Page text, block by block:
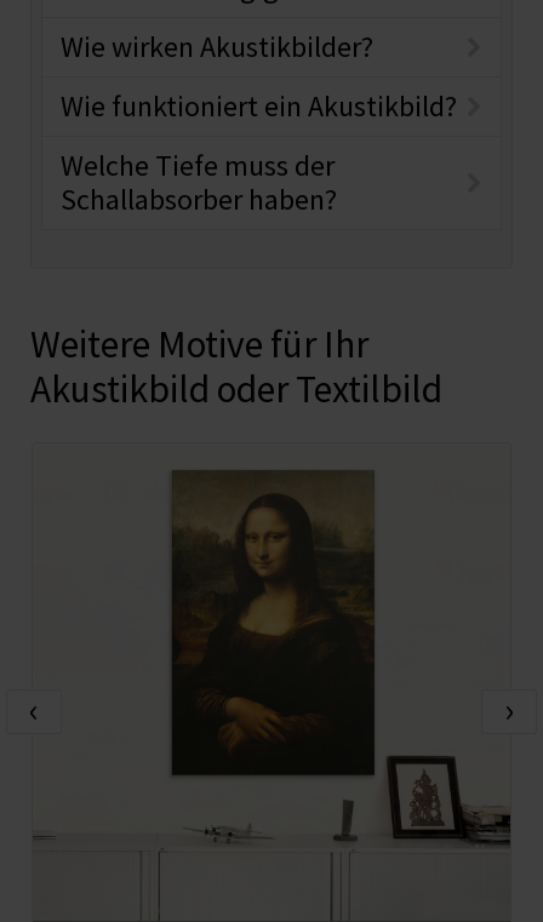
Wie wirken Akustikbilder?
Wie funktioniert ein Akustikbild?
Welche Tiefe muss der
Schallabsorber haben?
Weitere Motive für Ihr
Akustikbild oder Textilbild
‹ ›